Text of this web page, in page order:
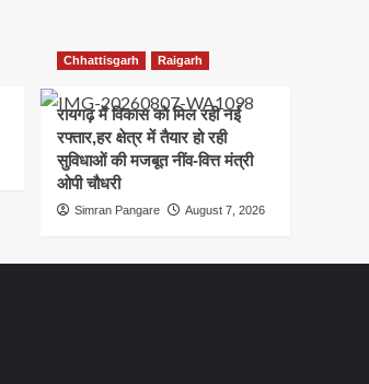
Chhattisgarh Raigarh
रायगढ़ में विकास को मिल रही नई
रफ्तार,हर क्षेत्र में तैयार हो रही
सुविधाओं की मजबूत नींव-वित्त मंत्री
ओपी चौधरी
Simran Pangare August 7, 2026